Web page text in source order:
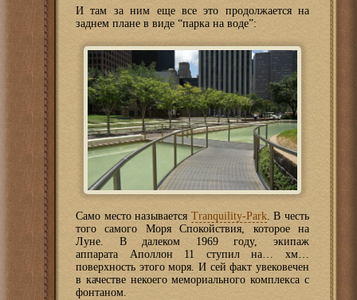
И там за ним еще все это продолжается на
заднем плане в виде “парка на воде”:
Само место называется Tranquility-Park. В честь
того самого Моря Спокойствия, которое на
Луне. В далеком 1969 году, экипаж
аппарата Аполлон 11 ступил на… хм…
поверхность этого моря. И сей факт увековечен
в качестве некоего мемориального комплекса с
фонтаном.